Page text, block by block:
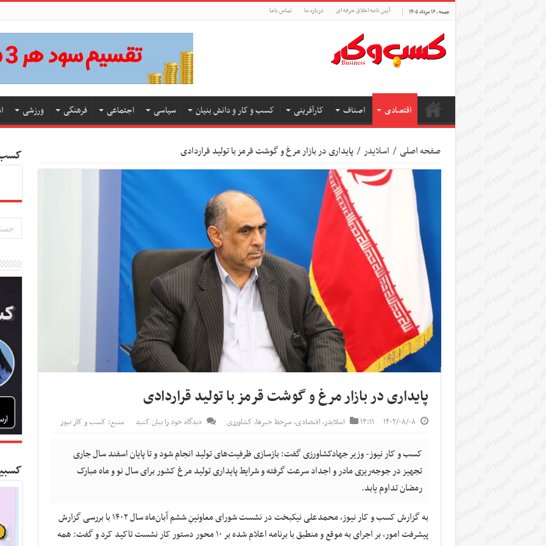
جمعه , ۱۶ مرداد ۱۴۰۵ آیین نامه اخلاق حرفه ای درباره ما تماس باما
اقتصادی اصناف کارآفرینی کسب و کار و دانش بنیان سیاسی اجتماعی فرهنگی ورزشی
صفحه اصلی / اسلایدر / پایداری در بازار مرغ و گوشت قرمز با تولید قراردادی
پایداری در بازار مرغ و گوشت قرمز با تولید قراردادی
۱۴۰۲/۰۸/۰۸ ۱۳:۱۱ اسلایدر,اقتصادی,سرخط خبرها, کشاورزی دیدگاه خود را بیان کنید منبع: کسب و کار نیوز
کسب و کار نیوز- وزیر جهادکشاورزی گفت:‌ بازسازی ظرفیت‌های تولید انجام شود و تا پایان اسفند سال جاری
تجهیز در جوجه‌ریزی مادر و اجداد سرعت گرفته و شرایط پایداری تولید مرغ کشور برای سال نو و ماه مبارک
رمضان تداوم یابد.
به گزارش کسب و کار نیوز، محمدعلی نیکبخت در نشست شورای معاونینِ ششم آبان‌ماه سال ۱۴۰۲ با بررسی گزارش
پیشرفت امور، بر اجرای به موقع و منطبق با برنامه اعلام شده بر ۱۰ محور دستور کار نشست تاکید کرد و گفت: همه
کسب